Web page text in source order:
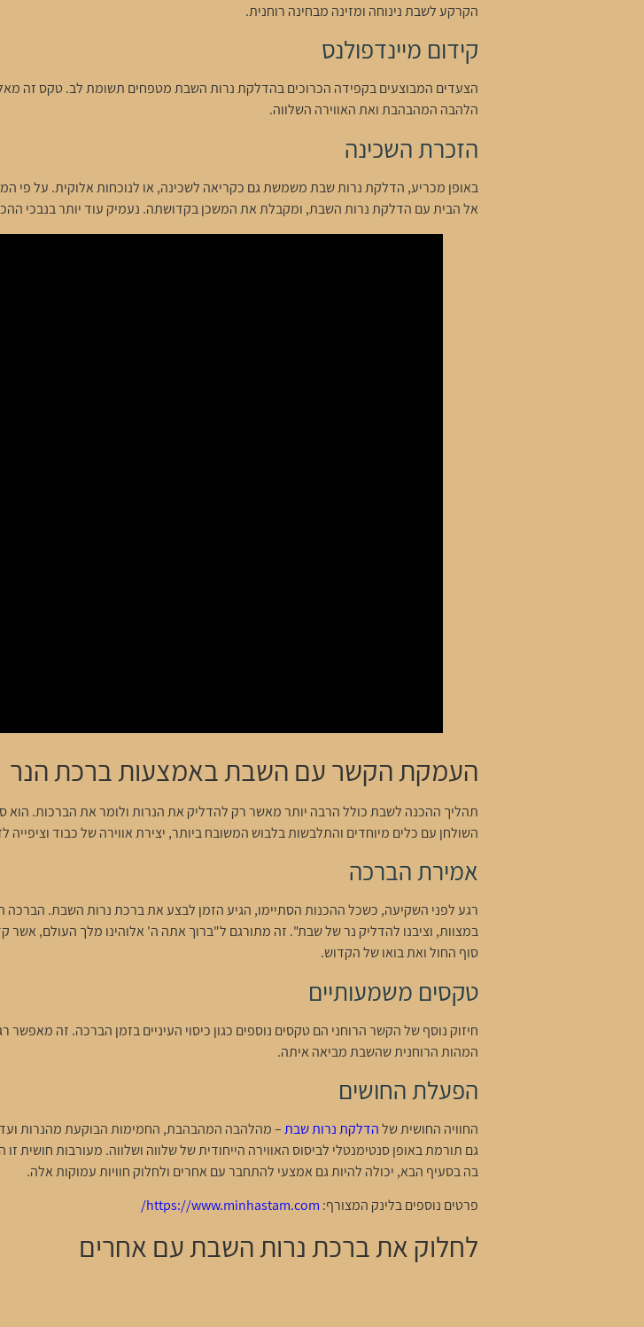
הקרקע לשבת נינוחה ומזינה מבחינה רוחנית.
קידום מיינדפולנס
הצעדים המבוצעים בקפידה הכרוכים בהדלקת נרות השבת מטפחים תשומת לב. טקס זה
הלהבה המהבהבת ואת האווירה השלווה.
הזכרת השכינה
באופן מכריע, הדלקת נרות שבת משמשת גם כקריאה לשכינה, או לנוכחות אלוקית. על פי
אל הבית עם הדלקת נרות השבת, ומקבלת את המשכן בקדושתה. נעמיק עוד יותר בנבכי
העמקת הקשר עם השבת באמצעות ברכת הנר
תהליך ההכנה לשבת כולל הרבה יותר מאשר רק להדליק את הנרות ולומר את הברכות. הוא
השולחן עם כלים מיוחדים והתלבשות בלבוש המשובח ביותר, יצירת אווירה של כבוד
אמירת הברכה
רגע לפני השקיעה, כשכל ההכנות הסתיימו, הגיע הזמן לבצע את ברכת נרות השבת. הברכה
במצוות, וציבנו להדליק נר של שבת". זה מתורגם ל"ברוך אתה ה' אלוהינו מלך העולם, אשר
סוף החול ואת בואו של הקדוש.
טקסים משמעותיים
חיזוק נוסף של הקשר הרוחני הם טקסים נוספים כגון כיסוי העיניים בזמן הברכה. זה
המהות הרוחנית שהשבת מביאה איתה.
הפעלת החושים
החוויה החושית שלהדלקת נרות שבת– מהלהבה המהבהבת, החמימות הבוקעת מהנרות
גם תורמת באופן סנטימנטלי לביסוס האווירה הייחודית של שלווה ושלווה. מעורבות
בה בסעיף הבא, יכולה להיות גם אמצעי להתחבר עם אחרים ולחלוק חוויות עמוקות אלה.
פרטים נוספים בלינק המצורף: https://www.minhastam.com/
לחלוק את ברכת נרות השבת עם אחרים